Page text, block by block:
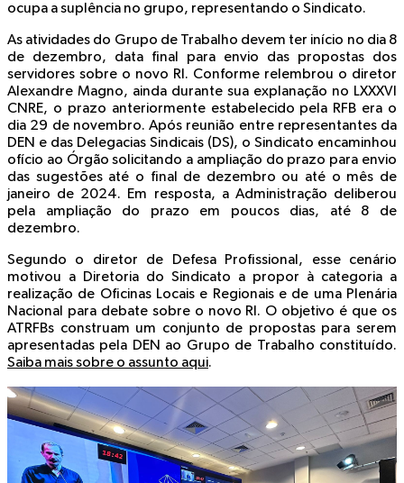
ocupa a suplência no grupo, representando o Sindicato.
As atividades do Grupo de Trabalho devem ter início no dia 8
de dezembro, data final para envio das propostas dos
servidores sobre o novo RI. Conforme relembrou o diretor
Alexandre Magno, ainda durante sua explanação no LXXXVI
CNRE, o prazo anteriormente estabelecido pela RFB era o
dia 29 de novembro. Após reunião entre representantes da
DEN e das Delegacias Sindicais (DS), o Sindicato encaminhou
ofício ao Órgão solicitando a ampliação do prazo para envio
das sugestões até o final de dezembro ou até o mês de
janeiro de 2024. Em resposta, a Administração deliberou
pela ampliação do prazo em poucos dias, até 8 de
dezembro.
Segundo o diretor de Defesa Profissional, esse cenário
motivou a Diretoria do Sindicato a propor à categoria a
realização de Oficinas Locais e Regionais e de uma Plenária
Nacional para debate sobre o novo RI. O objetivo é que os
ATRFBs construam um conjunto de propostas para serem
apresentadas pela DEN ao Grupo de Trabalho constituído.
Saiba mais sobre o assunto aqui.